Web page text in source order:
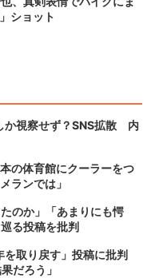
ショット
か視察せず？SNS拡散 内
の体育館にクーラーをつ
ランでは」
のか」「あまりにも愕
る投稿を批判
を取り戻す」投稿に批判
だろう」